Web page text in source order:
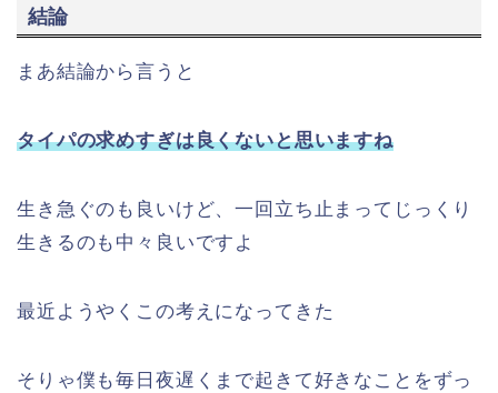
結論
まあ結論から言うと
タイパの求めすぎは良くないと思いますね
生き急ぐのも良いけど、一回立ち止まってじっくり
生きるのも中々良いですよ
最近ようやくこの考えになってきた
そりゃ僕も毎日夜遅くまで起きて好きなことをずっ